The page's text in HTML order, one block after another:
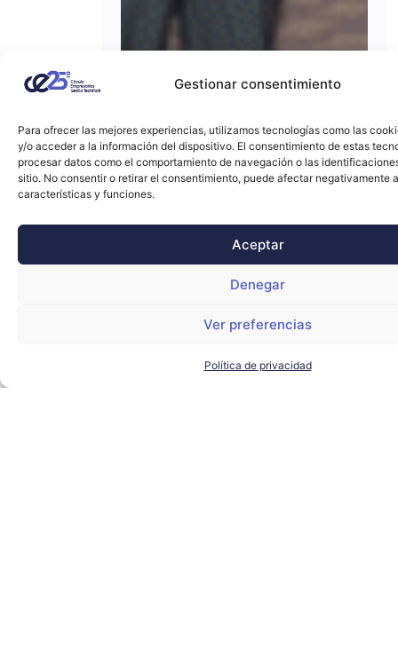
Gestionar consentimiento
Para ofrecer las mejores experiencias, utilizamos tecnologías como las
y/o acceder a la información del dispositivo. El consentimiento de estas
procesar datos como el comportamiento de navegación o las
sitio. No consentir o retirar el consentimiento, puede afectar negativamente
características y funciones.
Aceptar
Denegar
Ver preferencias
Política de privacidad